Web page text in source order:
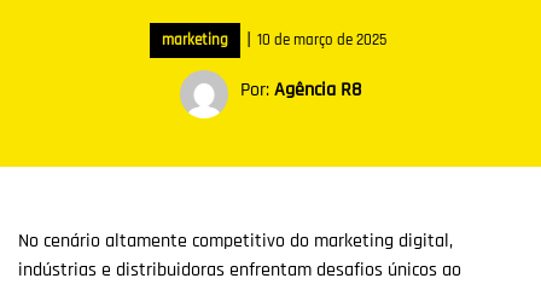
marketing | 10 de março de 2025
Por:Agência R8
No cenário altamente competitivo do marketing digital,
indústrias e distribuidoras enfrentam desafios únicos ao